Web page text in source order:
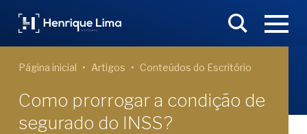
Página inicial Artigos Conteúdos do Escritório
Como prorrogar a condição de
segurado do INSS?